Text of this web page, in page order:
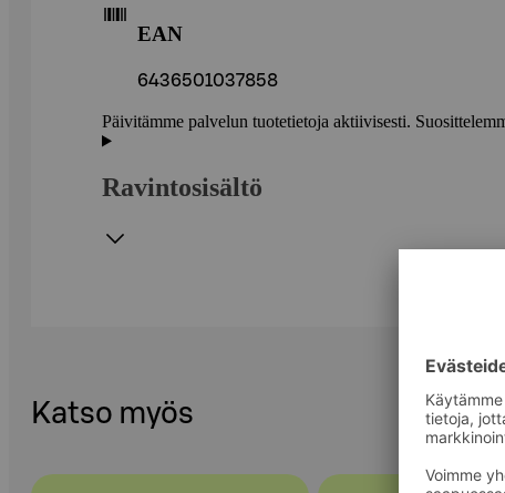
EAN
6436501037858
Päivitämme palvelun tuotetietoja aktiivisesti.
Ravintosisältö
Katso myös